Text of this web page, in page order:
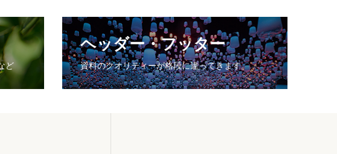
ど
ヘッダー・フッター
資料のクオリティーが格段に違ってきます。